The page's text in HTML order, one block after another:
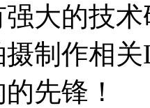
强大的技
摄制作相
先锋！